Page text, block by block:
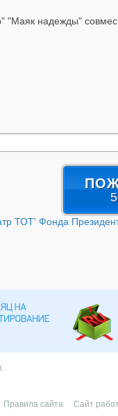
"Маяк надежды"
Правила сайта Сайт